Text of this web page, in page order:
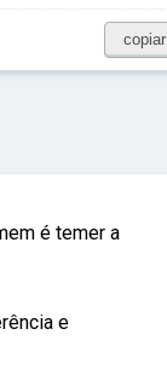
copiar
é temer a
e